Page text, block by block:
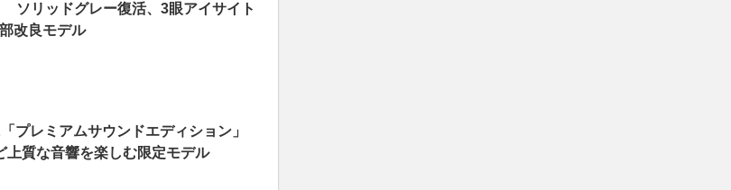
ソリッドグレー復活、3眼アイサイト
改良モデル
プレミアムサウンドエディション」
質な音響を楽しむ限定モデル